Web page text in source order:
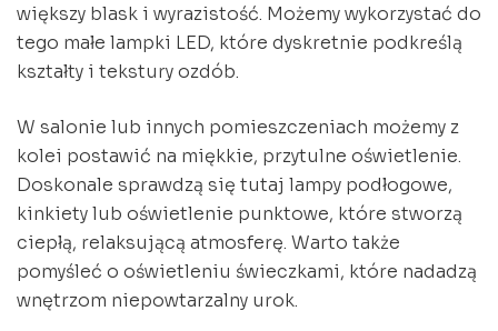
większy blask i wyrazistość. Możemy wykorzystać do
tego małe lampki LED, które dyskretnie podkreślą
kształty i tekstury ozdób.
W salonie lub innych pomieszczeniach możemy z
kolei postawić na miękkie, przytulne oświetlenie.
Doskonale sprawdzą się tutaj lampy podłogowe,
kinkiety lub oświetlenie punktowe, które stworzą
ciepłą, relaksującą atmosferę. Warto także
pomyśleć o oświetleniu świeczkami, które nadadzą
wnętrzom niepowtarzalny urok.